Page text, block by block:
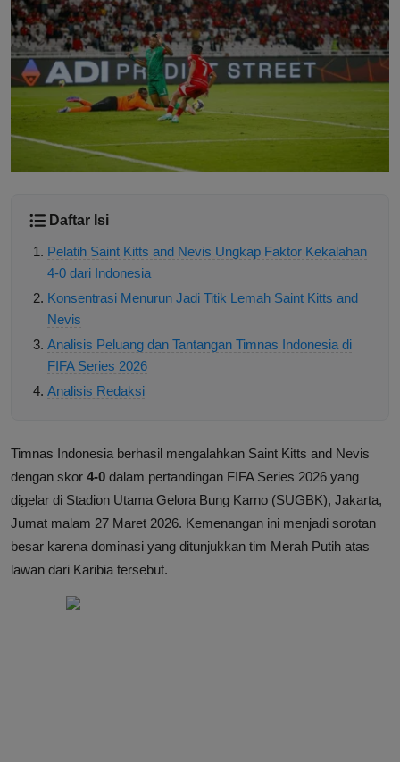
Daftar Isi
Pelatih Saint Kitts and Nevis Ungkap Faktor Kekalahan
4-0 dari Indonesia
Konsentrasi Menurun Jadi Titik Lemah Saint Kitts and
Nevis
Analisis Peluang dan Tantangan Timnas Indonesia di
FIFA Series 2026
Analisis Redaksi
Timnas Indonesia berhasil mengalahkan Saint Kitts and Nevis
dengan skor 4-0 dalam pertandingan FIFA Series 2026 yang
digelar di Stadion Utama Gelora Bung Karno (SUGBK), Jakarta,
Jumat malam 27 Maret 2026. Kemenangan ini menjadi sorotan
besar karena dominasi yang ditunjukkan tim Merah Putih atas
lawan dari Karibia tersebut.